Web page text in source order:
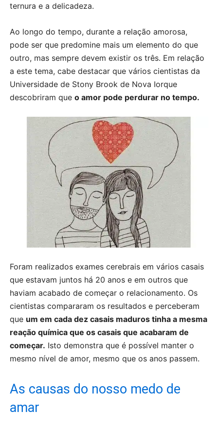
ternura e a delicadeza.
Ao longo do tempo, durante a relação amorosa,
pode ser que predomine mais um elemento do que
outro, mas sempre devem existir os três. Em relação
a este tema, cabe destacar que vários cientistas da
Universidade de Stony Brook de Nova Iorque
descobriram que o amor pode perdurar no tempo.
Foram realizados exames cerebrais em vários casais
que estavam juntos há 20 anos e em outros que
haviam acabado de começar o relacionamento. Os
cientistas compararam os resultados e perceberam
que um em cada dez casais maduros tinha a mesma
reação química que os casais que acabaram de
começar. Isto demonstra que é possível manter o
mesmo nível de amor, mesmo que os anos passem.
As causas do nosso medo de
amar